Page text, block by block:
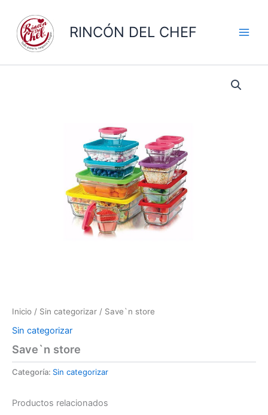
contenido
RINCÓN DEL CHEF
Inicio / Sin categorizar / Save`n store
Sin categorizar
Save`n store
Categoría: Sin categorizar
Productos relacionados